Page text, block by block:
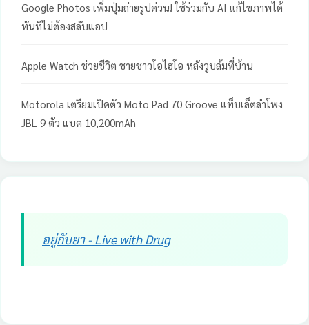
Google Photos เพิ่มปุ่มถ่ายรูปด่วน! ใช้ร่วมกับ AI แก้ไขภาพได้
ทันทีไม่ต้องสลับแอป
Apple Watch ช่วยชีวิต ชายชาวโอไฮโอ หลังวูบล้มที่บ้าน
Motorola เตรียมเปิดตัว Moto Pad 70 Groove แท็บเล็ตลำโพง
JBL 9 ตัว แบต 10,200mAh
อยู่กับยา - Live with Drug